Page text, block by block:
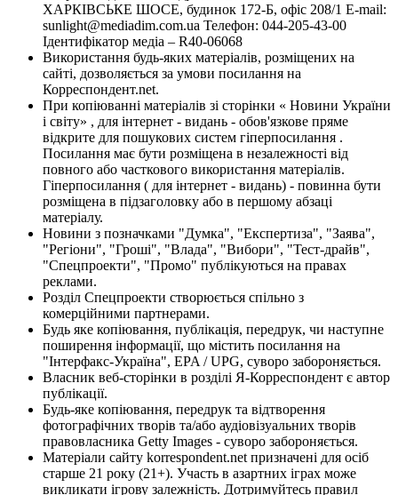
ХАРКІВСЬКЕ ШОСЕ, будинок 172-Б, офіс 208/1 E-mail:
sunlight@mediadim.com.ua Телефон: 044-205-43-00
Ідентифікатор медіа – R40-06068
Використання будь-яких матеріалів, розміщених на
сайті, дозволяється за умови посилання на
Корреспондент.net.
При копіюванні матеріалів зі сторінки « Новини України
і світу» , для інтернет - видань - обов'язкове пряме
відкрите для пошукових систем гіперпосилання .
Посилання має бути розміщена в незалежності від
повного або часткового використання матеріалів.
Гіперпосилання ( для інтернет - видань) - повинна бути
розміщена в підзаголовку або в першому абзаці
матеріалу.
Новини з позначками "Думка", "Експертиза", "Заява",
"Регіони", "Гроші", "Влада", "Вибори", "Тест-драйв",
"Спецпроекти", "Промо" публікуються на правах
реклами.
Розділ Спецпроекти створюється спільно з
комерційними партнерами.
Будь яке копіювання, публікація, передрук, чи наступне
поширення інформації, що містить посилання на
"Інтерфакс-Україна", EPA / UPG, суворо забороняється.
Власник веб-сторінки в розділі Я-Корреспондент є автор
публікації.
Будь-яке копіювання, передрук та відтворення
фотографічних творів та/або аудіовізуальних творів
правовласника Getty Images - суворо забороняється.
Матеріали сайту korrespondent.net призначені для осіб
старше 21 року (21+). Участь в азартних іграх може
викликати ігрову залежність. Дотримуйтесь правил